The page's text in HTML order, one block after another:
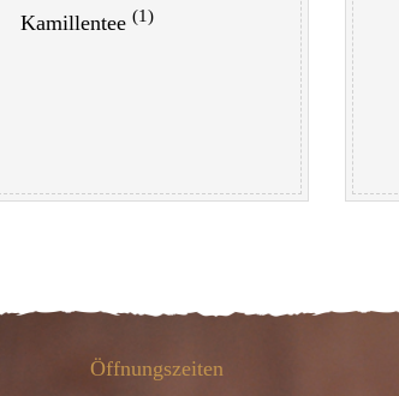
Kamillentee (1)
Öffnungszeiten